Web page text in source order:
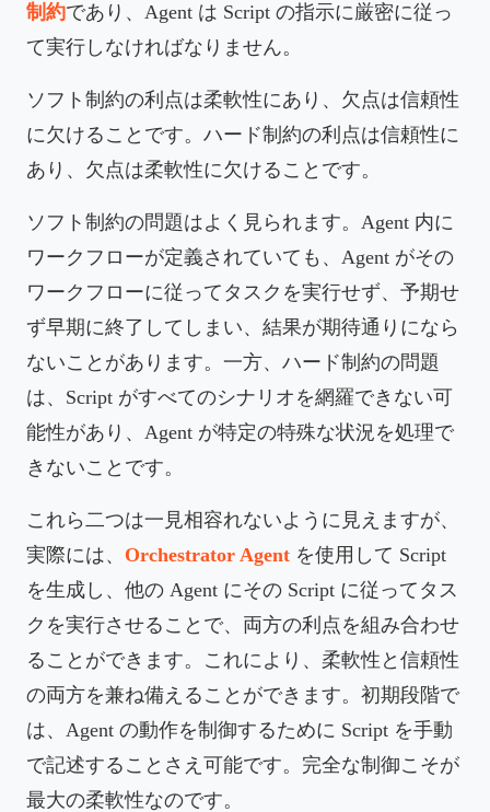
制約であり、Agent は Script の指示に厳密に従っ
て実行しなければなりません。
ソフト制約の利点は柔軟性にあり、欠点は信頼性
に欠けることです。ハード制約の利点は信頼性に
あり、欠点は柔軟性に欠けることです。
ソフト制約の問題はよく見られます。Agent 内に
ワークフローが定義されていても、Agent がその
ワークフローに従ってタスクを実行せず、予期せ
ず早期に終了してしまい、結果が期待通りになら
ないことがあります。一方、ハード制約の問題
は、Script がすべてのシナリオを網羅できない可
能性があり、Agent が特定の特殊な状況を処理で
きないことです。
これら二つは一見相容れないように見えますが、
実際には、 Orchestrator Agent を使用して Script
を生成し、他の Agent にその Script に従ってタス
クを実行させることで、両方の利点を組み合わせ
ることができます。これにより、柔軟性と信頼性
の両方を兼ね備えることができます。初期段階で
は、Agent の動作を制御するために Script を手動
で記述することさえ可能です。完全な制御こそが
最大の柔軟性なのです。